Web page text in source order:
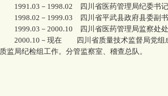
1991.03－1998.02 四川省医药管理局纪委书记
1998.02－1999.03 四川省平武县政府县委副书
1999.03－2000.10 四川省医药管理局监察处处
2000.10－现在 四川省质量技术监督局党组成
质监局纪检组工作。分管监察室、稽查总队。